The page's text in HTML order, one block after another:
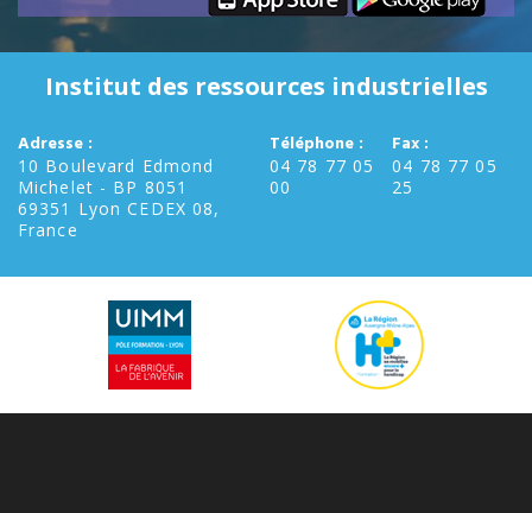
Institut des ressources industrielles
Adresse :
10 Boulevard Edmond
Michelet - BP 8051
69351 Lyon CEDEX 08,
France
Téléphone :
04 78 77 05
00
Fax :
04 78 77 05
25